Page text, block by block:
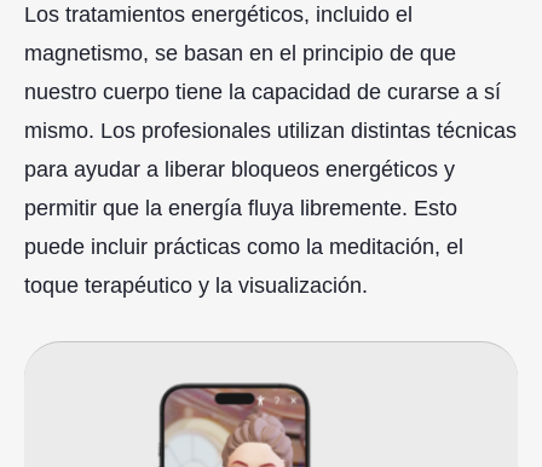
Los tratamientos energéticos, incluido el
magnetismo, se basan en el principio de que
nuestro cuerpo tiene la capacidad de curarse a sí
mismo. Los profesionales utilizan distintas técnicas
para ayudar a liberar bloqueos energéticos y
permitir que la energía fluya libremente. Esto
puede incluir prácticas como la meditación, el
toque terapéutico y la visualización.